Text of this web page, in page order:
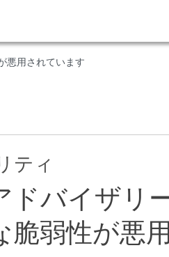
悪用されています
ティ
ドバイザリ
脆弱性が悪